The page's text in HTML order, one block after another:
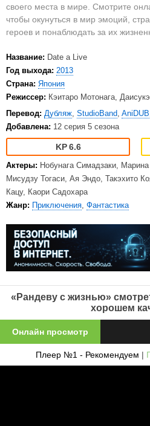
своего места в мире. Смотрите
чтобы окунуться в мир эмоций,
героев и понаблюдать за их
Название: Date a Live
Год выхода: 2013
Страна: Япония
Режиссер: Кэитаро Мотонага,
Перевод: Дубляж, StudioBand, AniDUB
Добавлена: 12 серия 5 сезона
6.6
Актеры: Нобунага Симадзаки,
Мисудзу Тогаси, Ая Эндо, Такэхито
Кацу, Каори Садохара
Жанр: Приключения, Фантастика
«Рандеву с жизнью»
хорошем
Онлайн просмотр
Плеер №1 - Рекомендуем |